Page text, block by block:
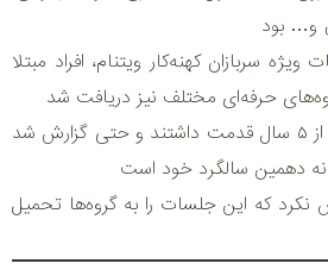
و… بود
سربازان کهنه‌کار ویتنام، افراد مبتلا
برخی جلسات بیش از ۵ سال قدمت داشتند و حتی گزارش شد
دهمین سالگرد خود است
نکرد که این جلسات را به گروه‌ها تحمیل